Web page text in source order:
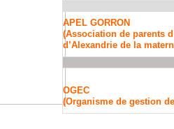
APEL GORRON
(Association de parents
d’Alexandrie de la
OGEC
(Organisme de gestion